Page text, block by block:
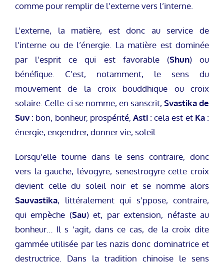
comme pour remplir de l’externe vers l’interne.
L’externe, la matière, est donc au service de
l’interne ou de l’énergie. La matière est dominée
par l’esprit ce qui est favorable (Shun) ou
bénéfique. C’est, notamment, le sens du
mouvement de la croix bouddhique ou croix
solaire. Celle-ci se nomme, en sanscrit, Svastika de
Suv: bon, bonheur, prospérité, Asti: cela est et Ka:
énergie, engendrer, donner vie, soleil.
Lorsqu’elle tourne dans le sens contraire, donc
vers la gauche, lévogyre, senestrogyre cette croix
devient celle du soleil noir et se nomme alors
Sauvastika, littéralement qui s’ppose, contraire,
qui empèche (Sau) et, par extension, néfaste au
bonheur… Il s ‘agit, dans ce cas, de la croix dite
gammée utilisée par les nazis donc dominatrice et
destructrice. Dans la tradition chinoise le sens